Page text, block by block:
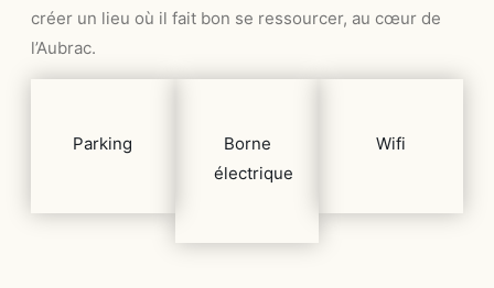
créer un lieu où il fait bon se ressourcer, au cœur de
l’Aubrac.
Parking
Borne
électrique
Wifi